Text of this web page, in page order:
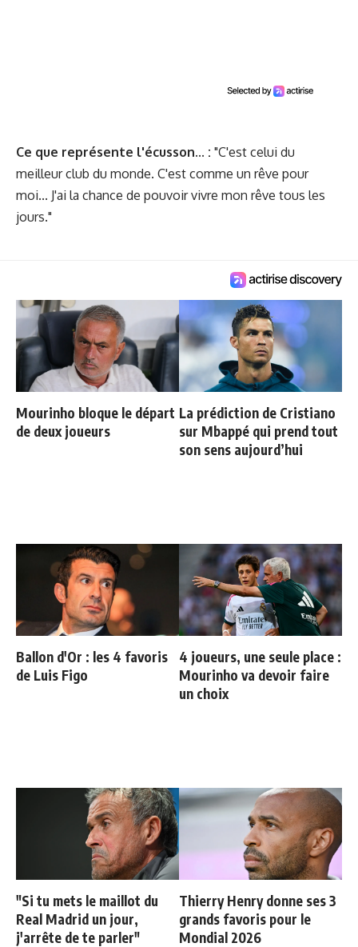
Ce que représente l'écusson... : "C'est celui du
meilleur club du monde. C'est comme un rêve pour
moi... J'ai la chance de pouvoir vivre mon rêve tous les
jours."
Mourinho bloque le départ
de deux joueurs
La prédiction de Cristiano
sur Mbappé qui prend tout
son sens aujourd’hui
Ballon d'Or : les 4 favoris
de Luis Figo
4 joueurs, une seule place :
Mourinho va devoir faire
un choix
"Si tu mets le maillot du
Real Madrid un jour,
j'arrête de te parler"
Thierry Henry donne ses 3
grands favoris pour le
Mondial 2026